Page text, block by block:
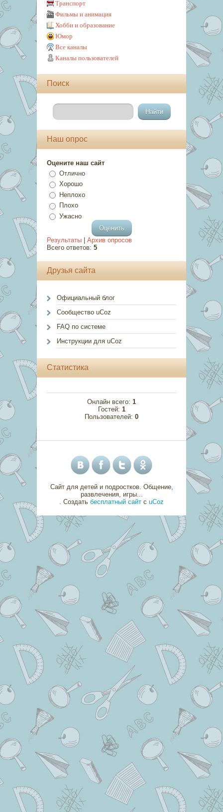
Транспорт
Фильмы и анимация
Хобби и образование
Юмор
Все каналы
Каналы пользователей
Поиск
Наш опрос
Оцените наш сайт
Отлично
Хорошо
Неплохо
Плохо
Ужасно
Результаты
Архив опросов
Всего ответов: 5
Друзья сайта
Официальный блог
Сообщество uCoz
FAQ по системе
Инструкции для uCoz
Статистика
Онлайн всего: 1
Гостей: 1
Пользователей: 0
Сайт для детей и подростков. Общение,
развлечения, игры...
. Создать бесплатный сайт с uCoz